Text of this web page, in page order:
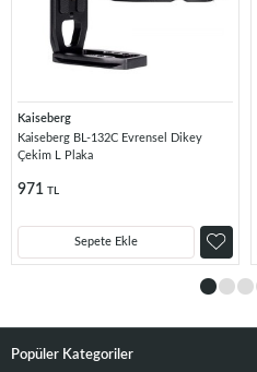
Kaiseberg
Kaiseberg BL-132C Evrensel Dikey
Çekim L Plaka
971 TL
Sepete Ekle
Popüler Kategoriler